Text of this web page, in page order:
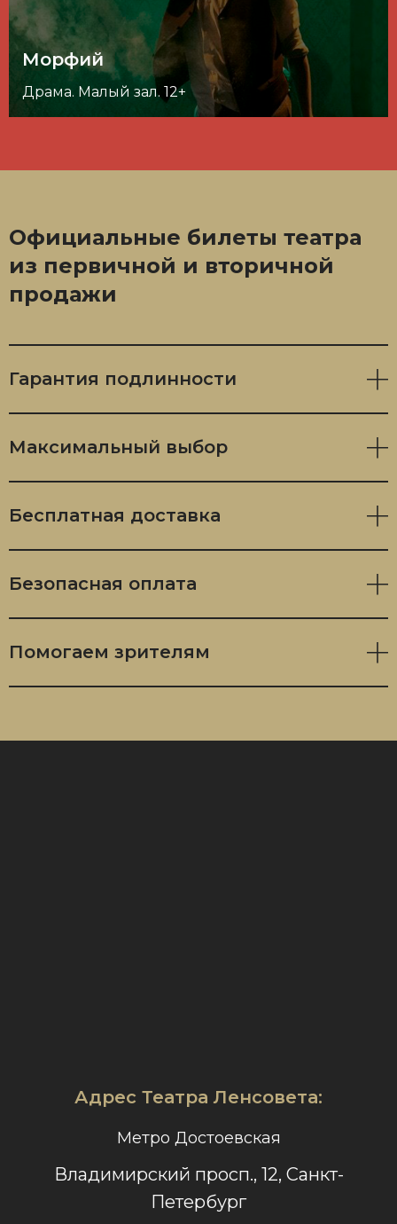
Морфий
Драма. Малый зал. 12+
Официальные билеты театра
из первичной и вторичной
продажи
Гарантия подлинности
Максимальный выбор
Бесплатная доставка
Безопасная оплата
Помогаем зрителям
Адрес Театра Ленсовета:
Метро Достоевская
Владимирский просп., 12, Санкт-
Петербург